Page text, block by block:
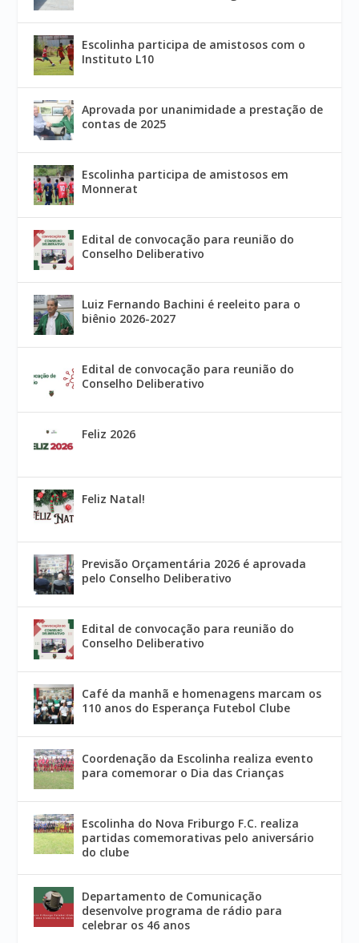
Escolinha participa de amistosos com o
Instituto L10
Aprovada por unanimidade a prestação de
contas de 2025
Escolinha participa de amistosos em
Monnerat
Edital de convocação para reunião do
Conselho Deliberativo
Luiz Fernando Bachini é reeleito para o
biênio 2026-2027
Edital de convocação para reunião do
Conselho Deliberativo
Feliz 2026
Feliz Natal!
Previsão Orçamentária 2026 é aprovada
pelo Conselho Deliberativo
Edital de convocação para reunião do
Conselho Deliberativo
Café da manhã e homenagens marcam os
110 anos do Esperança Futebol Clube
Coordenação da Escolinha realiza evento
para comemorar o Dia das Crianças
Escolinha do Nova Friburgo F.C. realiza
partidas comemorativas pelo aniversário
do clube
Departamento de Comunicação
desenvolve programa de rádio para
celebrar os 46 anos